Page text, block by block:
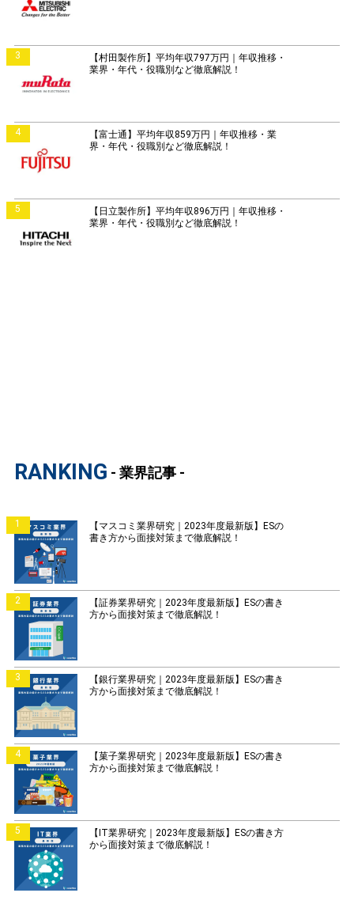
3
【村田製作所】平均年収797万円｜年収推移・
業界・年代・役職別など徹底解説！
4
【富士通】平均年収859万円｜年収推移・業
界・年代・役職別など徹底解説！
5
【日立製作所】平均年収896万円｜年収推移・
業界・年代・役職別など徹底解説！
RANKING - 業界記事 -
1
【マスコミ業界研究｜2023年度最新版】ESの
書き方から面接対策まで徹底解説！
2
【証券業界研究｜2023年度最新版】ESの書き
方から面接対策まで徹底解説！
3
【銀行業界研究｜2023年度最新版】ESの書き
方から面接対策まで徹底解説！
4
【菓子業界研究｜2023年度最新版】ESの書き
方から面接対策まで徹底解説！
5
【IT業界研究｜2023年度最新版】ESの書き方
から面接対策まで徹底解説！